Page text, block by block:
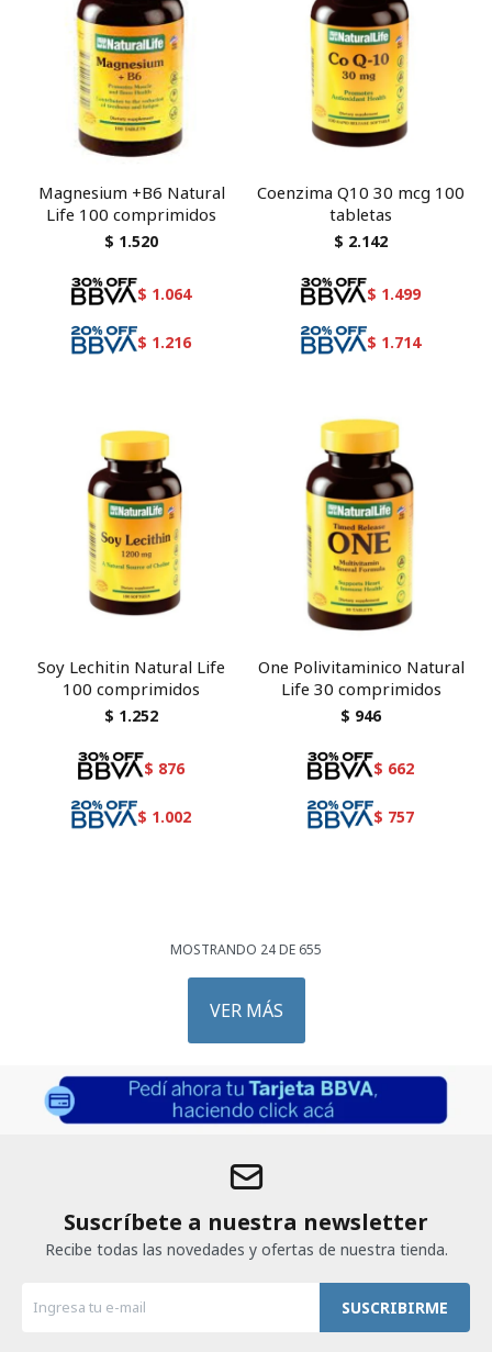
Magnesium +B6 Natural
Life 100 comprimidos
$ 1.520
$ 1.064
$ 1.216
Coenzima Q10 30 mcg 100
tabletas
$ 2.142
$ 1.499
$ 1.714
Soy Lechitin Natural Life
100 comprimidos
$ 1.252
$ 876
$ 1.002
One Polivitaminico Natural
Life 30 comprimidos
$ 946
$ 662
$ 757
MOSTRANDO 24DE 655
VER MÁS
Suscríbete a nuestra newsletter
Recibe todas las novedades y ofertas de nuestra tienda.
SUSCRIBIRME